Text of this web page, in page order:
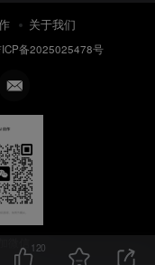
关于我们
备2025025478号
120